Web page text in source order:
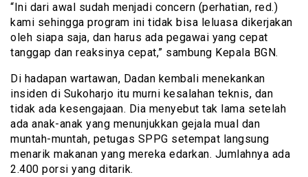
“Ini dari awal sudah menjadi concern (perhatian, red.)
kami sehingga program ini tidak bisa leluasa dikerjakan
oleh siapa saja, dan harus ada pegawai yang cepat
tanggap dan reaksinya cepat,” sambung Kepala BGN.
Di hadapan wartawan, Dadan kembali menekankan
insiden di Sukoharjo itu murni kesalahan teknis, dan
tidak ada kesengajaan. Dia menyebut tak lama setelah
ada anak-anak yang menunjukkan gejala mual dan
muntah-muntah, petugas SPPG setempat langsung
menarik makanan yang mereka edarkan. Jumlahnya ada
2.400 porsi yang ditarik.